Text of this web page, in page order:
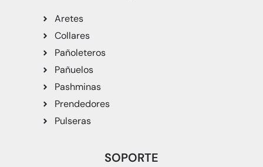
Aretes
Collares
Pañoleteros
Pañuelos
Pashminas
Prendedores
Pulseras
SOPORTE